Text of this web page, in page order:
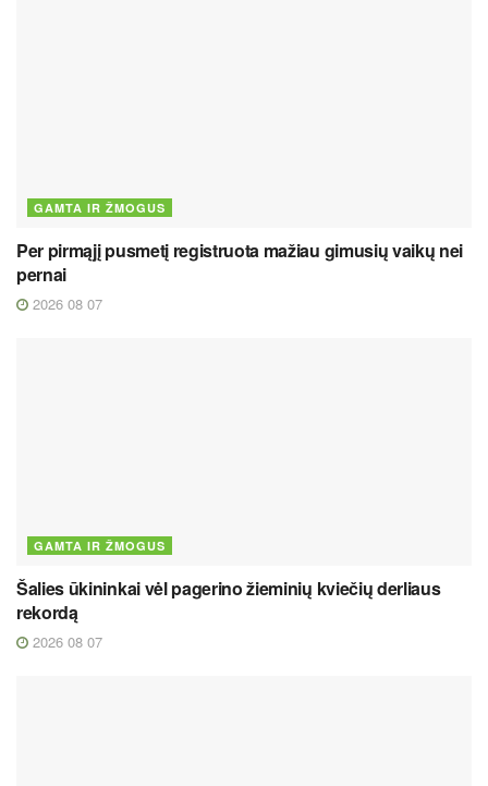
GAMTA IR ŽMOGUS
Per pirmąjį pusmetį registruota mažiau gimusių vaikų nei
pernai
2026 08 07
GAMTA IR ŽMOGUS
Šalies ūkininkai vėl pagerino žieminių kviečių derliaus
rekordą
2026 08 07